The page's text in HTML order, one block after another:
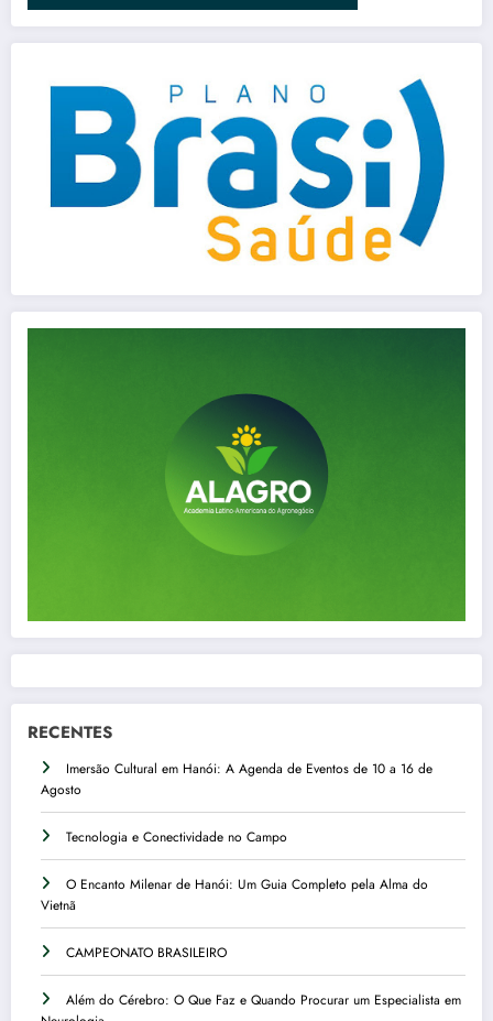
RECENTES
Imersão Cultural em Hanói: A Agenda de Eventos de 10 a 16 de
Agosto
Tecnologia e Conectividade no Campo
O Encanto Milenar de Hanói: Um Guia Completo pela Alma do
Vietnã
CAMPEONATO BRASILEIRO
Além do Cérebro: O Que Faz e Quando Procurar um Especialista em